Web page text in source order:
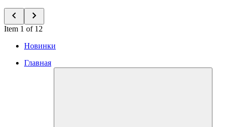
Item 1 of 12
Новинки
Главная